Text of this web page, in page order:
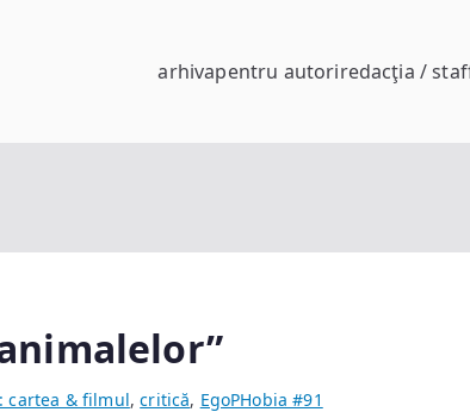
arhivapentru autoriredacţia /
cartea & filmul,critică, EgoPHobia #91